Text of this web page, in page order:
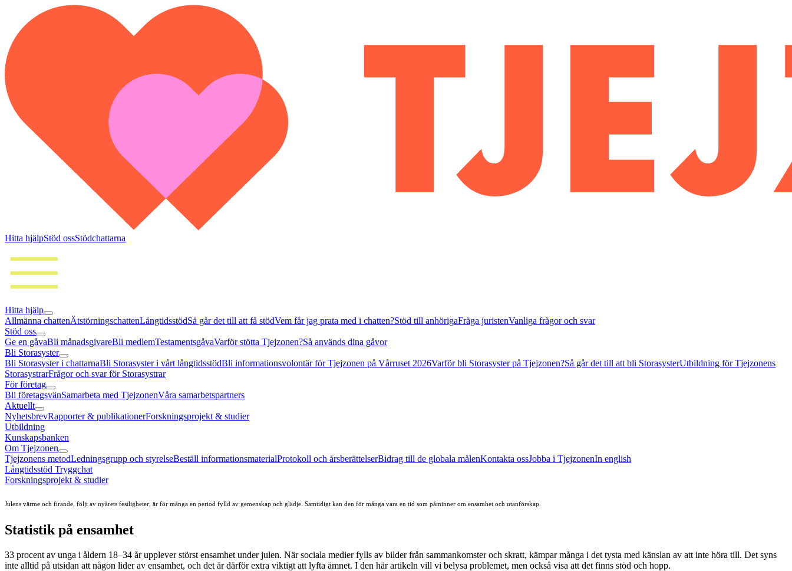
Hitta hjälpStöd ossStödchattarna
Hitta hjälp
Allmänna chattenÄtstörningschattenLångtidsstödSå går det till att få stödVem får jag prata med i chatten?Stöd till anhörigaFråga juristenVanliga frågor och svar
Stöd oss
Ge en gåvaBli månadsgivareBli medlemTestamentsgåvaVarför stötta Tjejzonen?Så används dina gåvor
Bli Storasyster
Bli Storasyster i chattarnaBli Storasyster i vårt långtidsstödBli informationsvolontär för Tjejzonen på Vårruset 2026Varför bli Storasyster på Tjejzonen?Så går det till att bli StorasysterUtbildning för Tjejzonens
StorasystrarFrågor och svar för Storasystrar
För företag
Bli företagsvänSamarbeta med TjejzonenVåra samarbetspartners
Aktuellt
NyhetsbrevRapporter & publikationerForskningsprojekt & studier
Utbildning
Kunskapsbanken
Om Tjejzonen
Tjejzonens metodLedningsgrupp och styrelseBeställ informationsmaterialProtokoll och årsberättelserBidrag till de globala målenKontakta ossJobba i TjejzonenIn english
Långtidsstöd Tryggchat
Forskningsprojekt & studier
Julens värme och firande, följt av nyårets festligheter, är för många en period fylld av gemenskap och glädje. Samtidigt kan den för många vara en tid som påminner om ensamhet och utanförskap.
Statistik på ensamhet
33 procent av unga i åldern 18–34 år upplever störst ensamhet under julen. När sociala medier fylls av bilder från sammankomster och skratt, kämpar många i det tysta med känslan av att inte höra till. Det syns
inte alltid på utsidan att någon lider av ensamhet, och det är därför extra viktigt att lyfta ämnet. I den här artikeln vill vi belysa problemet, men också visa att det finns stöd och hopp.